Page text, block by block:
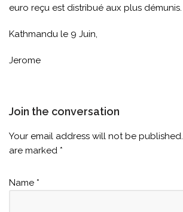
euro reçu est distribué aux plus démunis.
Kathmandu le 9 Juin,
Jerome
Join the conversation
Your email address will not be published.
are marked *
Name *